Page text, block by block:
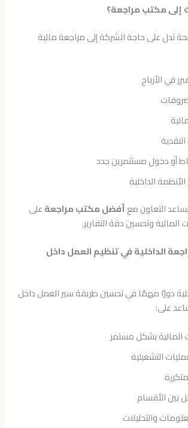
إلى مكتب مراجعة؟
تدل على حاجة الشركة إلى مراجعة مالية
في الأرباح
أو دخول مستثمرين جدد
الداخلية
التعاون معأفضل مكتب مراجعةعلى
المالية وتحسين دقة التقارير.
الداخلية في تنظيم العمل داخل
دورًا مهمًا في تحسين طريقة سير العمل داخل
على:
المالية بشكل مستمر
التشغيلية
بين الأقسام
والتحليلات